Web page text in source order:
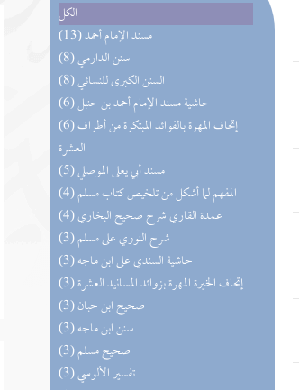
الكل
(13) مسند الإمام أحمد
(8) سنن الدارمي
(8) السنن الكبرى للنسائي
(6) حاشية مسند الإمام أحمد بن حنبل
(6) إتحاف المهرة بالفوائد المبتكرة من أطراف
العشرة
(5) مسند أبي يعلى الموصلي
(4) المفهم لما أشكل من تلخيص كتاب مسلم
(4) عمدة القاري شرح صحيح البخاري
(3) شرح النووي على مسلم
(3) حاشية السندي على ابن ماجه
(3) إتحاف الخيرة المهرة بزوائد المسانيد العشرة
(3) صحيح ابن حبان
(3) سنن ابن ماجه
(3) صحيح مسلم
(3) تفسير الألوسي